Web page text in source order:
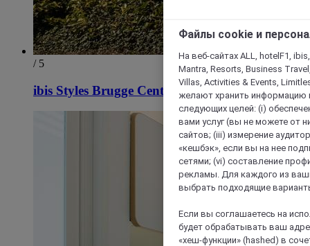
/ 5
ibis Styles Brugge Centrum
Файлы cookie и
На веб-сайтах ALL, hotelF1,
Mantra, Resorts, Business
Villas, Activities & Events,
желают хранить информацию
следующих целей: (i)
вами услуг (вы не можете от
сайтов; (iii) измерение
«кешбэк», если вы на нее
сетями; (vi) составление
рекламы. Для каждого из
выбрать подходящие
Если вы соглашаетесь на
будет обрабатывать ваш
«хеш-функции» (hashed) в